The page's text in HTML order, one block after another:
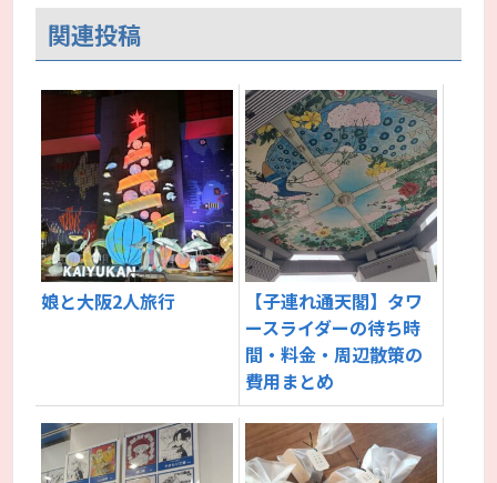
関連投稿
娘と大阪2人旅行
【子連れ通天閣】タワ
ースライダーの待ち時
間・料金・周辺散策の
費用まとめ